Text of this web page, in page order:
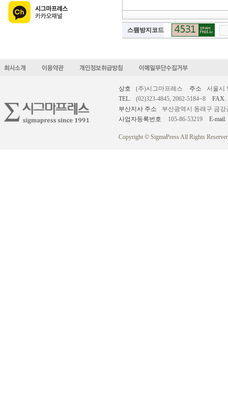
스팸방지코드
상호 (주)시그마프레스 주소
서울시
TEL.
(02)323-4845, 2062-5184~8
FAX.
부산지사 주소
부산광역시 동래구 금강
사업자등록번호
105-86-53219 E-mail.
Copyright © SigmaPress All Rights